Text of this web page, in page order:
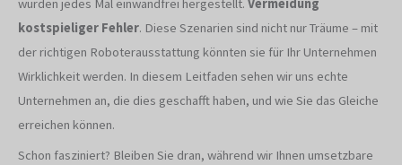
würden jedes Mal einwandfrei hergestellt. Vermeidung
kostspieliger Fehler. Diese Szenarien sind nicht nur Träume – mit
der richtigen Roboterausstattung könnten sie für Ihr Unternehmen
Wirklichkeit werden. In diesem Leitfaden sehen wir uns echte
Unternehmen an, die dies geschafft haben, und wie Sie das Gleiche
erreichen können.
Schon fasziniert? Bleiben Sie dran, während wir Ihnen umsetzbare